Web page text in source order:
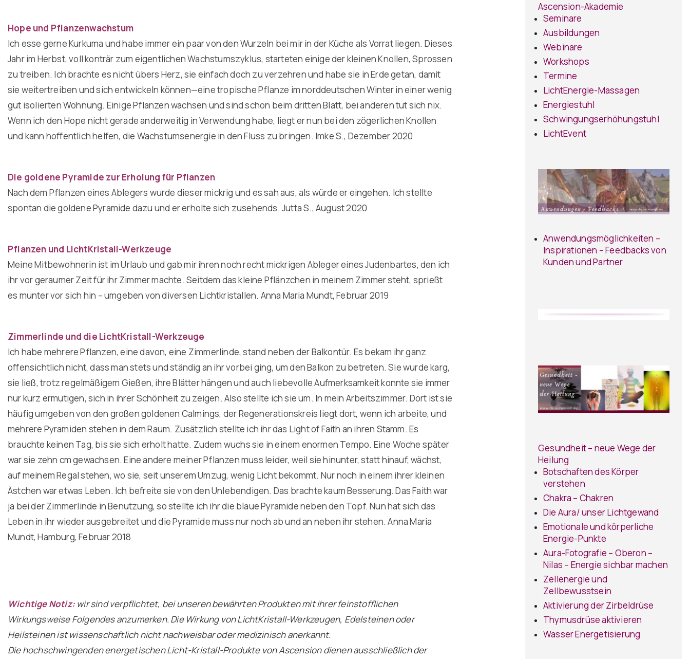
Hope und Pflanzenwachstum
Ich esse gerne Kurkuma und habe immer ein paar von den Wurzeln bei mir in der Küche als Vorrat liegen. Dieses
Jahr im Herbst, voll konträr zum eigentlichen Wachstumszyklus, starteten einige der kleinen Knollen, Sprossen
zu treiben. Ich brachte es nicht übers Herz, sie einfach doch zu verzehren und habe sie in Erde getan, damit
sie weitertreiben und sich entwickeln können—eine tropische Pflanze im norddeutschen Winter in einer wenig
gut isolierten Wohnung. Einige Pflanzen wachsen und sind schon beim dritten Blatt, bei anderen tut sich nix.
Wenn ich den Hope nicht gerade anderweitig in Verwendung habe, liegt er nun bei den zögerlichen Knollen
und kann hoffentlich helfen, die Wachstumsenergie in den Fluss zu bringen. Imke S., Dezember 2020
Die goldene Pyramide zur Erholung für Pflanzen
Nach dem Pflanzen eines Ablegers wurde dieser mickrig und es sah aus, als würde er eingehen. Ich stellte
spontan die goldene Pyramide dazu und er erholte sich zusehends. Jutta S., August 2020
Pflanzen und LichtKristall-Werkzeuge
Meine Mitbewohnerin ist im Urlaub und gab mir ihren noch recht mickrigen Ableger eines Judenbartes, den ich
ihr vor geraumer Zeit für ihr Zimmer machte. Seitdem das kleine Pflänzchen in meinem Zimmer steht, sprießt
es munter vor sich hin – umgeben von diversen Lichtkristallen. Anna Maria Mundt, Februar 2019
Zimmerlinde und die LichtKristall-Werkzeuge
Ich habe mehrere Pflanzen, eine davon, eine Zimmerlinde, stand neben der Balkontür. Es bekam ihr ganz
offensichtlich nicht, dass man stets und ständig an ihr vorbei ging, um den Balkon zu betreten. Sie wurde karg,
sie ließ, trotz regelmäßigem Gießen, ihre Blätter hängen und auch liebevolle Aufmerksamkeit konnte sie immer
nur kurz ermutigen, sich in ihrer Schönheit zu zeigen. Also stellte ich sie um. In mein Arbeitszimmer. Dort ist sie
häufig umgeben von den großen goldenen Calmings, der Regenerationskreis liegt dort, wenn ich arbeite, und
mehrere Pyramiden stehen in dem Raum. Zusätzlich stellte ich ihr das Light of Faith an ihren Stamm. Es
brauchte keinen Tag, bis sie sich erholt hatte. Zudem wuchs sie in einem enormen Tempo. Eine Woche später
war sie zehn cm gewachsen. Eine andere meiner Pflanzen muss leider, weil sie hinunter, statt hinauf, wächst,
auf meinem Regal stehen, wo sie, seit unserem Umzug, wenig Licht bekommt. Nur noch in einem ihrer kleinen
Ästchen war etwas Leben. Ich befreite sie von den Unlebendigen. Das brachte kaum Besserung. Das Faith war
ja bei der Zimmerlinde in Benutzung, so stellte ich ihr die blaue Pyramide neben den Topf. Nun hat sich das
Leben in ihr wieder ausgebreitet und die Pyramide muss nur noch ab und an neben ihr stehen. Anna Maria
Mundt, Hamburg, Februar 2018
Wichtige Notiz: wir sind verpflichtet, bei unseren bewährten Produkten mit ihrer feinstofflichen
Wirkungsweise Folgendes anzumerken. Die Wirkung von LichtKristall-Werkzeugen, Edelsteinen oder
Heilsteinen ist wissenschaftlich nicht nachweisbar oder medizinisch anerkannt.
Die hochschwingenden energetischen Licht-Kristall-Produkte von Ascension dienen ausschließlich der
Ascension-Akademie
Seminare
Ausbildungen
Webinare
Workshops
Termine
LichtEnergie-Massagen
Energiestuhl
Schwingungserhöhungstuhl
LichtEvent
Anwendungsmöglichkeiten –
Inspirationen – Feedbacks von
Kunden und Partner
Gesundheit – neue Wege der
Heilung
Botschaften des Körper
verstehen
Chakra – Chakren
Die Aura/ unser Lichtgewand
Emotionale und körperliche
Energie-Punkte
Aura-Fotografie – Oberon –
Nilas – Energie sichbar machen
Zellenergie und
Zellbewusstsein
Aktivierung der Zirbeldrüse
Thymusdrüse aktivieren
Wasser Energetisierung